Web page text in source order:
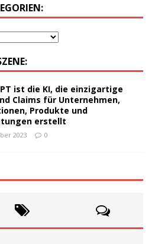
ist die KI, die einzigartige
Claims für Unternehmen,
Produkte und
erstellt
2023 0